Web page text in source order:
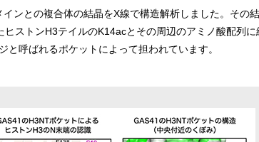
ンとの複合体の結晶をX線で構造解析しました。その
ストンH3テイルのK14acとその周辺のアミノ酸配列に
呼ばれるポケットによって担われています。